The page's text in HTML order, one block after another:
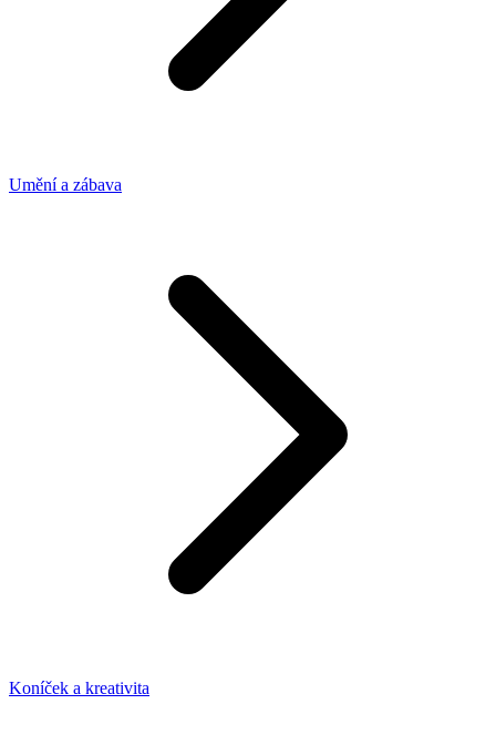
Umění a zábava
Koníček a kreativita